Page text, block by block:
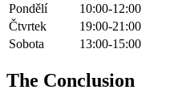
Pondělí
10:00-12:00
Čtvrtek
19:00-21:00
Sobota
13:00-15:00
The Conclusion